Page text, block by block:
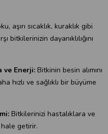
aşırı sıcaklık, kuraklık gibi
bitkilerinizin dayanıklılığını
ve Enerji: Bitkinin besin alımını
hızlı ve sağlıklı bir büyüme
Bitkilerinizi hastalıklara ve
getirir.